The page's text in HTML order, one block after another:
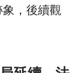
，後續觀